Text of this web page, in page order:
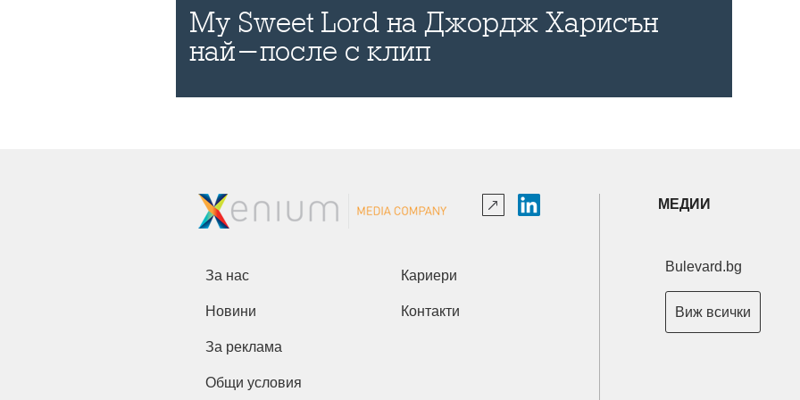
My Sweet Lord на Джордж Харисън
най-после с клип
За нас Кариери
Новини Контакти
За реклама
Общи условия
МЕДИИ
Bulevard.bg
Виж всички